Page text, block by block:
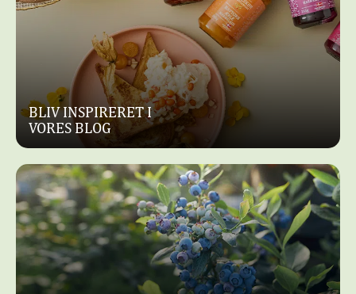
BLIV INSPIRERET I
VORES BLOG